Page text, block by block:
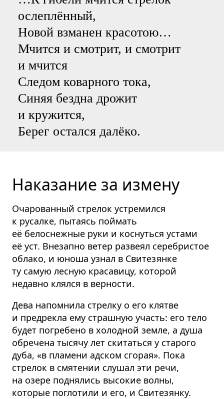
ослеплённый,
Новой взманен красотою…
Мчится и смотрит, и смотрит
и мчится
Следом коварного тока,
Синяя бездна дрожит
и кружится,
Берег остался далёко.
Наказание за измену
Очарованный стрелок устремился
к русалке, пытаясь поймать
её белоснежные руки и коснуться устами
её уст. Внезапно ветер развеял серебристое
облако, и юноша узнал в Свитезянке
ту самую лесную красавицу, которой
недавно клялся в верности.
Дева напомнила стрелку о его клятве
и предрекла ему страшную участь: его тело
будет погребено в холодной земле, а душа
обречена тысячу лет скитаться у старого
дуба, «в пламени адском сгорая». Пока
стрелок в смятении слушал эти речи,
на озере поднялись высокие волны,
которые поглотили и его, и Свитезянку.